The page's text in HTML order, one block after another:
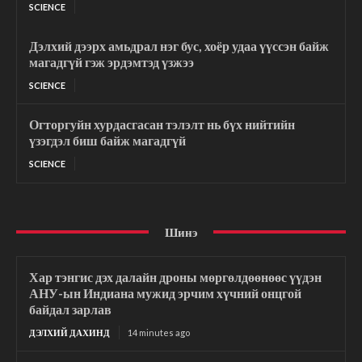
SCIENCE
Дэлхий дээрх амьдрал нэг бус, хоёр удаа үүссэн байж
магадгүй гэж эрдэмтэд үзжээ
SCIENCE
Огторгуйн хурдасгасан тэлэлт нь бүх нийтийн
үзэгдэл биш байж магадгүй
SCIENCE
Шинэ
Хар тэнгис дэх далайн дроны мөргөлдөөнөөс үүдэн
АНУ-ын Индиана мужид эрчим хүчний онцгой
байдал зарлав
ДЭЛХИЙ ДАХИНД 14 minutes ago